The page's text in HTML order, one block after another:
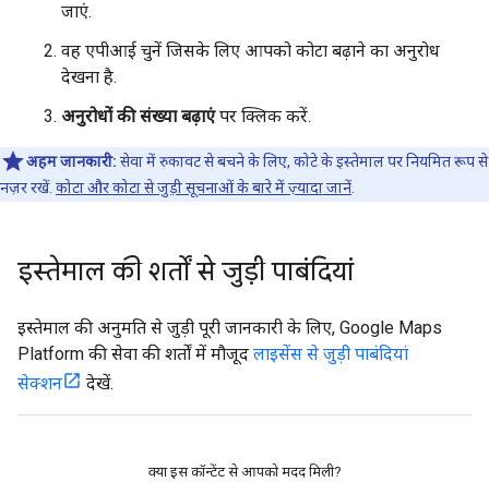
जाएं.
वह एपीआई चुनें जिसके लिए आपको कोटा बढ़ाने का अनुरोध
देखना है.
अनुरोधों की संख्या बढ़ाएंपर क्लिक करें.
अहम जानकारी: सेवा में रुकावट से बचने के लिए, कोटे के इस्तेमाल पर नियमित रूप से
नज़र रखें. कोटा और कोटा से जुड़ी सूचनाओं के बारे में ज़्यादा जानें.
इस्तेमाल की शर्तों से जुड़ी पाबंदियां
इस्तेमाल की अनुमति से जुड़ी पूरी जानकारी के लिए, Google Maps
Platform की सेवा की शर्तों में मौजूद लाइसेंस से जुड़ी पाबंदियां
सेक्शन
देखें.
क्या इस कॉन्टेंट से आपको मदद मिली?